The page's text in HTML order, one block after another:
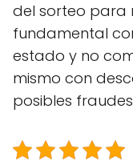
del sorteo para
fundamental
estado y no
mismo con
posibles